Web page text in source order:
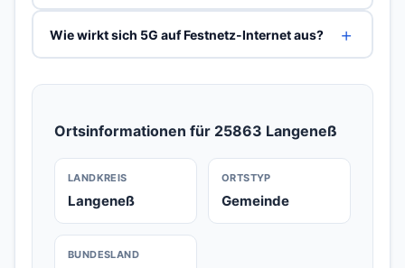
Wie wirkt sich 5G auf Festnetz-Internet aus?
Ortsinformationen für 25863 Langeneß
LANDKREIS
Langeneß
ORTSTYP
Gemeinde
BUNDESLAND